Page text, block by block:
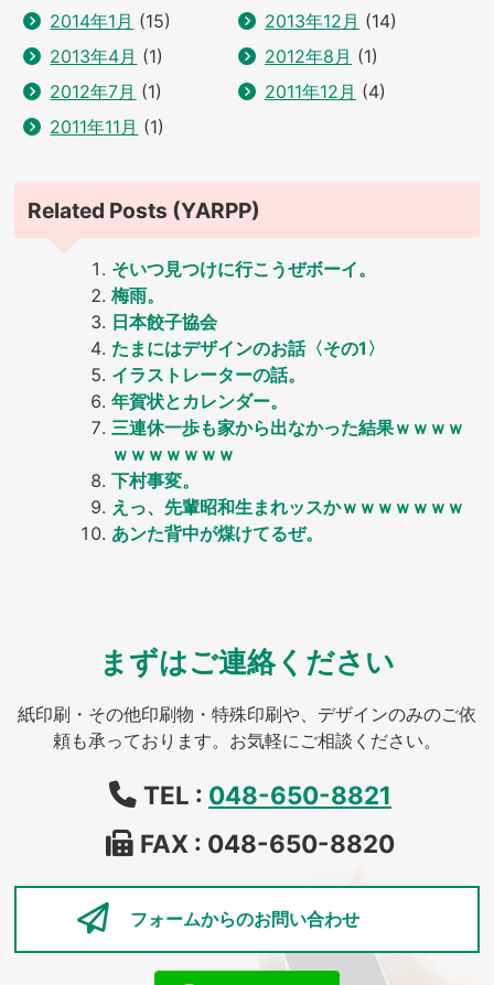
2014年1月 (15) 2013年12月 (14)
2013年4月 (1) 2012年8月 (1)
2012年7月 (1) 2011年12月 (4)
2011年11月 (1)
Related Posts (YARPP)
そいつ見つけに行こうぜボーイ。
梅雨。
日本餃子協会
たまにはデザインのお話〈その1〉
イラストレーターの話。
年賀状とカレンダー。
三連休一歩も家から出なかった結果ｗｗｗｗ
ｗｗｗｗｗｗｗ
下村事変。
えっ、先輩昭和生まれッスかｗｗｗｗｗｗｗ
あンた背中が煤けてるぜ。
まずはご連絡ください
紙印刷・その他印刷物・特殊印刷や、デザインのみのご依
頼も承っております。お気軽にご相談ください。
TEL : 048-650-8821
FAX : 048-650-8820
フォームからのお問い合わせ